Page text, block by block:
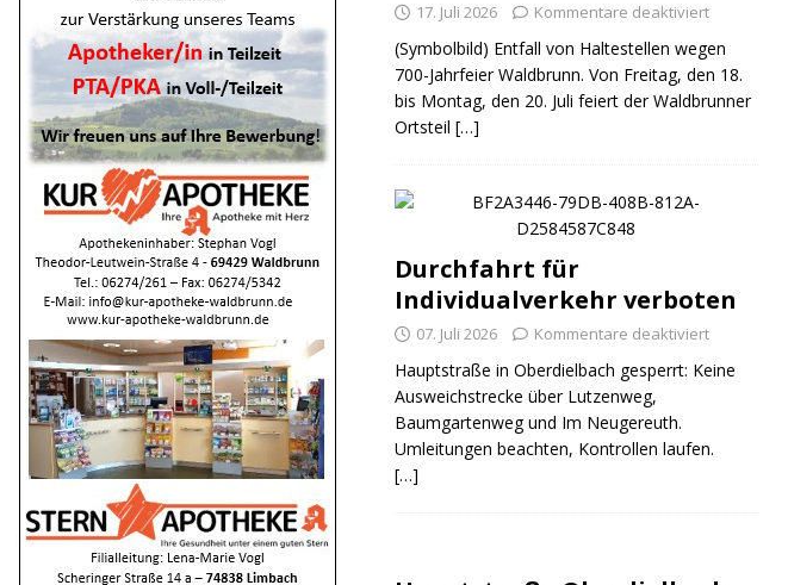
17. Juli 2026 Kommentare deaktiviert
(Symbolbild) Entfall von Haltestellen wegen
700-Jahrfeier Waldbrunn. Von Freitag, den 18.
bis Montag, den 20. Juli feiert der Waldbrunner
Ortsteil […]
Durchfahrt für
Individualverkehr verboten
07. Juli 2026 Kommentare deaktiviert
Hauptstraße in Oberdielbach gesperrt: Keine
Ausweichstrecke über Lutzenweg,
Baumgartenweg und Im Neugereuth.
Umleitungen beachten, Kontrollen laufen.
[…]